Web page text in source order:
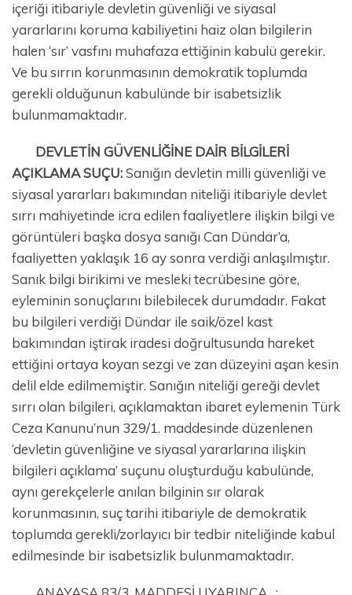
içeriği itibariyle devletin güvenliği ve siyasal
yararlarını koruma kabiliyetini haiz olan bilgilerin
halen ‘sır’ vasfını muhafaza ettiğinin kabulü gerekir.
Ve bu sırrın korunmasının demokratik toplumda
gerekli olduğunun kabulünde bir isabetsizlik
bulunmamaktadır.
DEVLETİN GÜVENLİĞİNE DAİR BİLGİLERİ
AÇIKLAMA SUÇU:Sanığın devletin milli güvenliği ve
siyasal yararları bakımından niteliği itibariyle devlet
sırrı mahiyetinde icra edilen faaliyetlere ilişkin bilgi ve
görüntüleri başka dosya sanığı Can Dündar’a,
faaliyetten yaklaşık 16 ay sonra verdiği anlaşılmıştır.
Sanık bilgi birikimi ve mesleki tecrübesine göre,
eyleminin sonuçlarını bilebilecek durumdadır. Fakat
bu bilgileri verdiği Dündar ile saik/özel kast
bakımından iştirak iradesi doğrultusunda hareket
ettiğini ortaya koyan sezgi ve zan düzeyini aşan kesin
delil elde edilmemiştir. Sanığın niteliği gereği devlet
sırrı olan bilgileri, açıklamaktan ibaret eylemenin Türk
Ceza Kanunu’nun 329/1. maddesinde düzenlenen
‘devletin güvenliğine ve siyasal yararlarına ilişkin
bilgileri açıklama’ suçunu oluşturduğu kabulünde,
aynı gerekçelerle anılan bilginin sır olarak
korunmasının, suç tarihi itibariyle de demokratik
toplumda gerekli/zorlayıcı bir tedbir niteliğinde kabul
edilmesinde bir isabetsizlik bulunmamaktadır.